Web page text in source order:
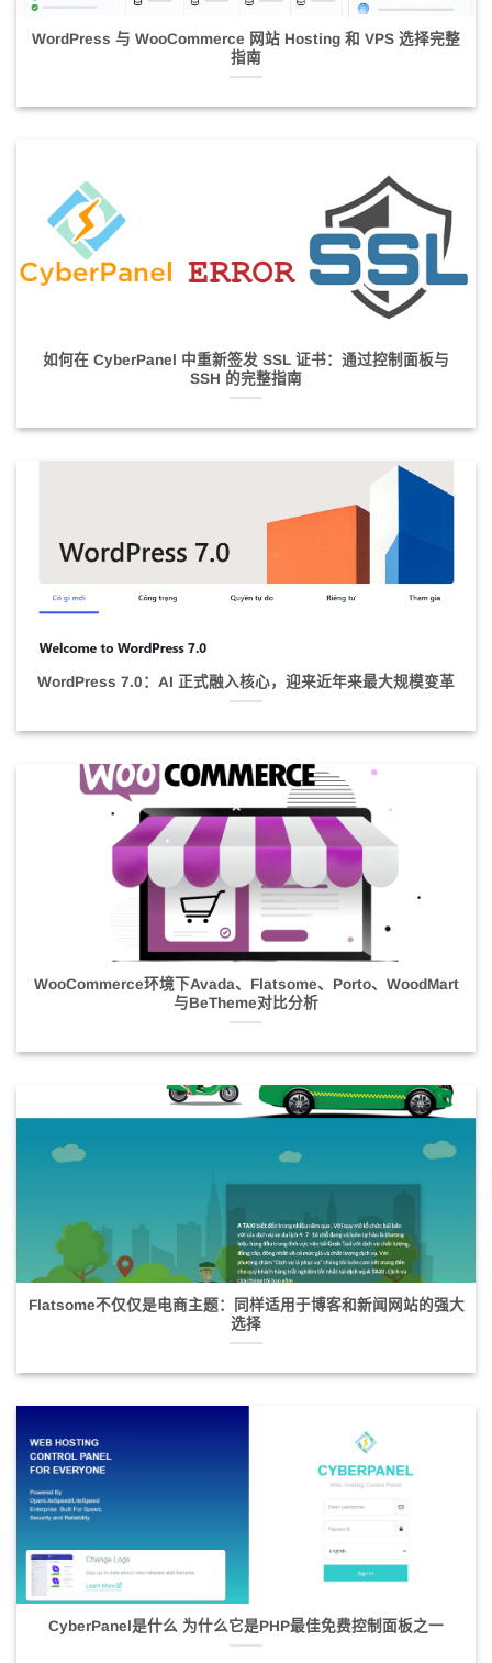
WordPress 与 WooCommerce 网站 Hosting 和 VPS 选择完整
指南
如何在 CyberPanel 中重新签发 SSL 证书：通过控制面板与
SSH 的完整指南
WordPress 7.0：AI 正式融入核心，迎来近年来最大规模变革
WooCommerce环境下Avada、Flatsome、Porto、WoodMart
与BeTheme对比分析
Flatsome不仅仅是电商主题：同样适用于博客和新闻网站的强大
选择
CyberPanel是什么 为什么它是PHP最佳免费控制面板之一